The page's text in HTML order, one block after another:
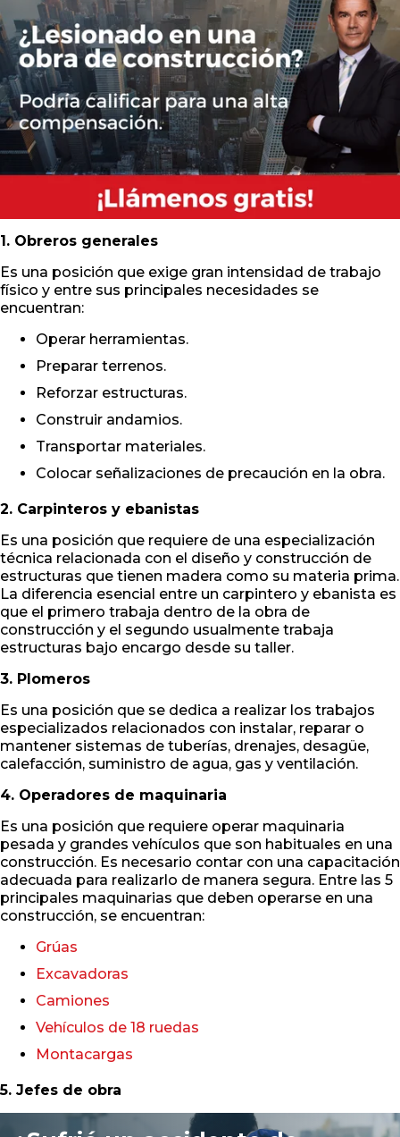
1. Obreros generales
Es una posición que exige gran intensidad de trabajo
físico y entre sus principales necesidades se
encuentran:
Operar herramientas.
Preparar terrenos.
Reforzar estructuras.
Construir andamios.
Transportar materiales.
Colocar señalizaciones de precaución en la obra.
2. Carpinteros y ebanistas
Es una posición que requiere de una especialización
técnica relacionada con el diseño y construcción de
estructuras que tienen madera como su materia prima.
La diferencia esencial entre un carpintero y ebanista es
que el primero trabaja dentro de la obra de
construcción y el segundo usualmente trabaja
estructuras bajo encargo desde su taller.
3. Plomeros
Es una posición que se dedica a realizar los trabajos
especializados relacionados con instalar, reparar o
mantener sistemas de tuberías, drenajes, desagüe,
calefacción, suministro de agua, gas y ventilación.
4. Operadores de maquinaria
Es una posición que requiere operar maquinaria
pesada y grandes vehículos que son habituales en una
construcción. Es necesario contar con una capacitación
adecuada para realizarlo de manera segura. Entre las 5
principales maquinarias que deben operarse en una
construcción, se encuentran:
Grúas
Excavadoras
Camiones
Vehículos de 18 ruedas
Montacargas
5. Jefes de obra